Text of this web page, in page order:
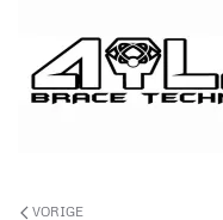
VORIGE